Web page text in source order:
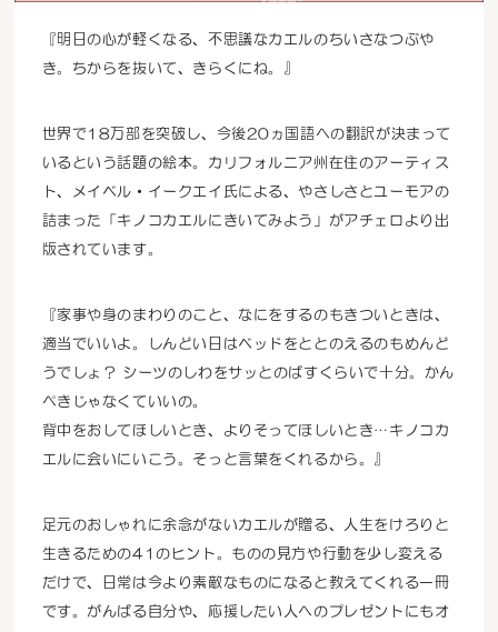
『明日の心が軽くなる、不思議なカエルのちいさなつぶや
き。ちからを抜いて、きらくにね。』
世界で18万部を突破し、今後20ヵ国語への翻訳が決まって
いるという話題の絵本。カリフォルニア州在住のアーティス
ト、メイベル・イークエイ氏による、やさしさとユーモアの
詰まった「キノコカエルにきいてみよう」がアチェロより出
版されています。
『家事や身のまわりのこと、なにをするのもきついときは、
適当でいいよ。しんどい日はベッドをととのえるのもめんど
うでしょ？ シーツのしわをサッとのばすくらいで十分。かん
ぺきじゃなくていいの。
背中をおしてほしいとき、よりそってほしいとき…キノコカ
エルに会いにいこう。そっと言葉をくれるから。』
足元のおしゃれに余念がないカエルが贈る、人生をけろりと
生きるための41のヒント。ものの見方や行動を少し変える
だけで、日常は今より素敵なものになると教えてくれる一冊
です。がんばる自分や、応援したい人へのプレゼントにもオ